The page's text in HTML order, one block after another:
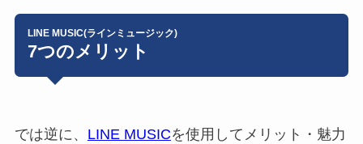
LINE MUSIC(ラインミュージック)
7つのメリット
では逆に、 LINE MUSICを使用してメリット・魅力